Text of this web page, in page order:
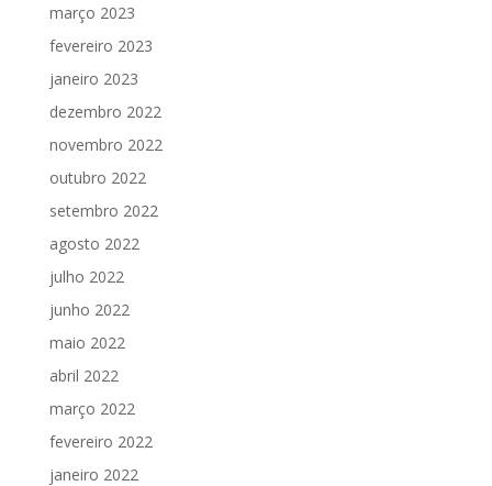
março 2023
fevereiro 2023
janeiro 2023
dezembro 2022
novembro 2022
outubro 2022
setembro 2022
agosto 2022
julho 2022
junho 2022
maio 2022
abril 2022
março 2022
fevereiro 2022
janeiro 2022